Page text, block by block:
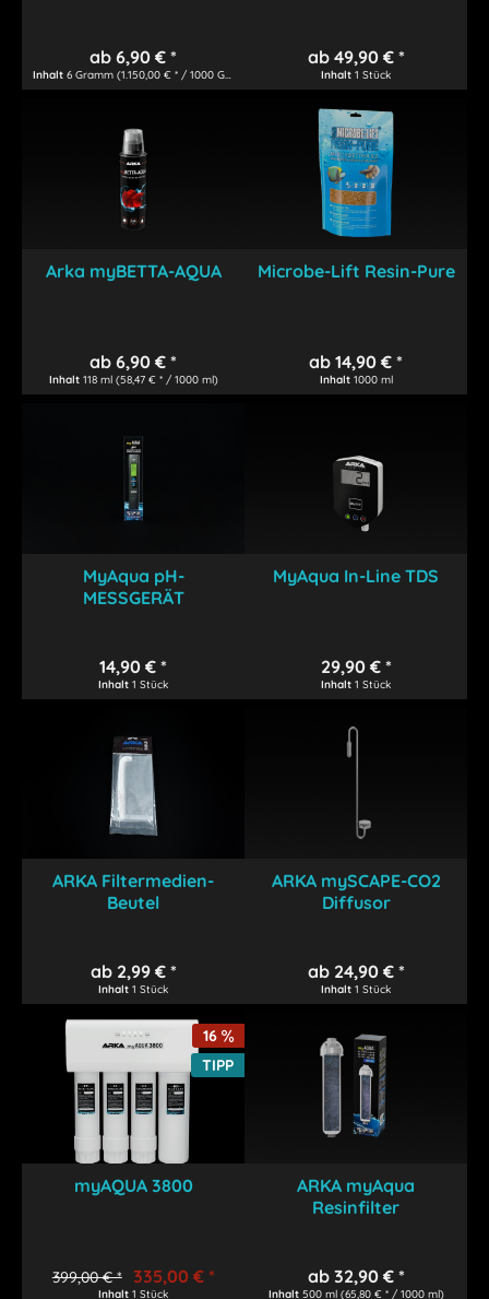
ab 6,90 € *
Inhalt6 Gramm(1.150,00 € * / 1000 Gramm)
ab 49,90 € *
Inhalt1 Stück
Arka myBETTA-AQUA
ab 6,90 € *
Inhalt 118 ml (58,47 € * / 1000 ml)
Microbe-Lift Resin-Pure
ab 14,90 € *
Inhalt 1000 ml
MyAqua pH-
MESSGERÄT
14,90 € *
Inhalt1 Stück
MyAqua In-Line TDS
29,90 € *
Inhalt1 Stück
ARKA Filtermedien-
Beutel
ab 2,99 € *
Inhalt1 Stück
ARKA mySCAPE-CO2
Diffusor
ab 24,90 € *
Inhalt1 Stück
16
TIPP
myAQUA 3800
399,00 € * 335,00 € *
Inhalt1 Stück
ARKA myAqua
Resinfilter
ab 32,90 € *
Inhalt 500 ml (65,80 € * / 1000 ml)